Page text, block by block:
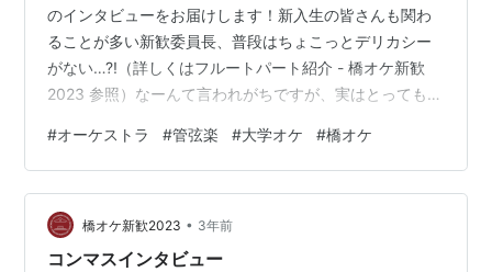
のインタビューをお届けします！新入生の皆さんも関わ
ることが多い新歓委員長、普段はちょこっとデリカシー
がない…?!（詳しくはフルートパート紹介 - 橋オケ新歓
2023 参照）なーんて言われがちですが、実はとっても練
新しい一面が知れるはず！デリカシーのなさは直接会っ
て確かめてくださいね😉 新歓委員長のお仕事内容を教え
てください！ 橋オケ代表として新入生歓迎委員会が開催
する集まりに参加したり、新歓の各係と新歓のために準
備するものを相談したり、正直新歓に関してなんでもや
#オーケストラ #管弦楽 #大学オケ #橋オケ
橋オケ新歓2023 • 3年前
コンマスインタビュー